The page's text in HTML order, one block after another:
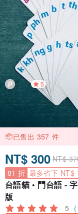
5
已售出 357 件
NT$ 300 NT$
81 折 最多省下 NT$
台語貓 • 鬥台語 -
版
5